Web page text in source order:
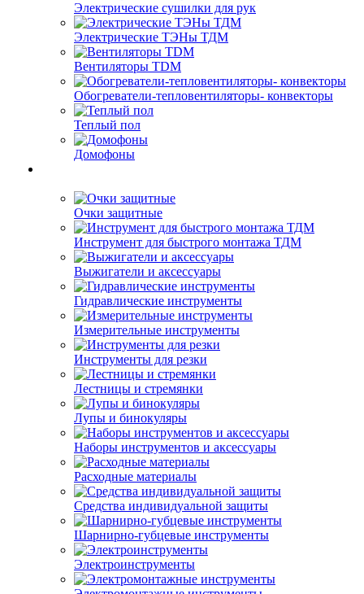
Электрические сушилки для рук
Электрические ТЭНы ТДМ
Вентиляторы TDM
Обогреватели-тепловентиляторы- конвекторы
Теплый пол
Домофоны
Очки защитные
Инструмент для быстрого монтажа ТДМ
Выжигатели и аксессуары
Гидравлические инструменты
Измерительные инструменты
Инструменты для резки
Лестницы и стремянки
Лупы и бинокуляры
Наборы инструментов и аксессуары
Расходные материалы
Средства индивидуальной защиты
Шарнирно-губцевые инструменты
Электроинструменты